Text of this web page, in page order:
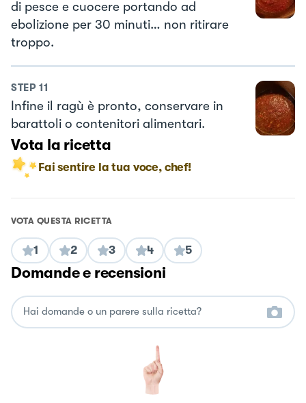
di pesce e cuocere portando ad
ebolizione per 30 minuti… non ritirare
troppo.
STEP 11
Infine il ragù è pronto, conservare in
barattoli o contenitori alimentari.
Vota la ricetta
Fai sentire la tua voce, chef!
VOTA QUESTA RICETTA
1 2 3 4 5
Domande e recensioni